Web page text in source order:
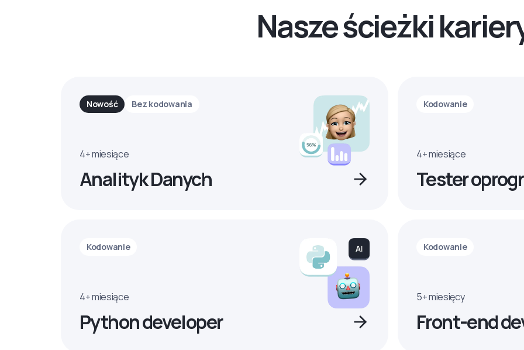
Nasze ścieżki
Nowość Bez kodowania
4+ miesiące
Analityk Danych
Kodowanie
4+ miesiące
Tester
Kodowanie
4+ miesiące
Python developer
Kodowanie
5+ miesięcy
Front-end